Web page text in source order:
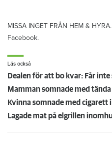
MISSA INGET FRÅN HEM & HYRA.
Facebook.
Läs också